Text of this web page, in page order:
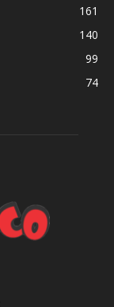
161
140
99
74